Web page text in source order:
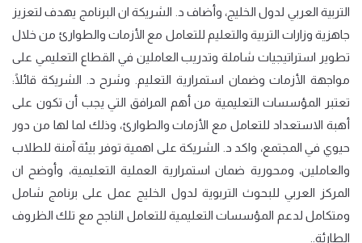
التربية العربي لدول الخليج، وأضاف د. الشريكة ان البرنامج يهدف لتعزيز
جاهزية وزارات التربية والتعليم للتعامل مع الأزمات والطوارئ من خلال
تطوير استراتيجيات شاملة وتدريب العاملين في القطاع التعليمي على
مواجهة الأزمات وضمان استمرارية التعليم. وشرح د. الشريكة قائلًا:
تعتبر المؤسسات التعليمية من أهم المرافق التي يجب أن تكون على
أهبة الاستعداد للتعامل مع الأزمات والطوارئ، وذلك لما لها من دور
حيوي في المجتمع، واكد د. الشريكة على اهمية توفر بيئة آمنة للطلاب
والعاملين، ومحورية ضمان استمرارية العملية التعليمية، وأوضح ان
المركز العربي للبحوث التربوية لدول الخليج عمل على برنامج شامل
ومتكامل لدعم المؤسسات التعليمية للتعامل الناجح مع تلك الظروف
الطارئة..